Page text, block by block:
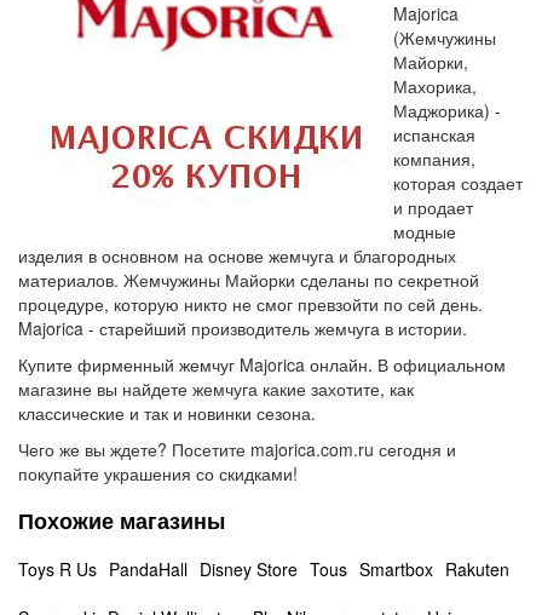
Majorica
(Жемчужины
Майорки,
Махорика,
Маджорика) -
испанская
компания,
которая создает
и продает
модные
изделия в основном на основе жемчуга и благородных
материалов. Жемчужины Майорки сделаны по секретной
процедуре, которую никто не смог превзойти по сей день.
Majorica - старейший производитель жемчуга в истории.
Купите фирменный жемчуг Majorica онлайн. В официальном
магазине вы найдете жемчуга какие захотите, как
классические и так и новинки сезона.
Чего же вы ждете? Посетите majorica.com.ru сегодня и
покупайте украшения со скидками!
Похожие магазины
Toys R Us PandaHall Disney Store Tous Smartbox Rakuten